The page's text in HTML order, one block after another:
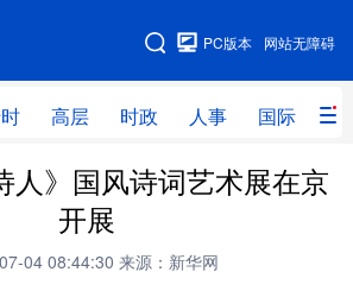
网站无障碍
PC版本
高层 时政 人事 国际 财
网站地图
高层 时政 人事
全球连线
人》国风诗词艺术展在京
开展
04 08:44:30 来源：新华网